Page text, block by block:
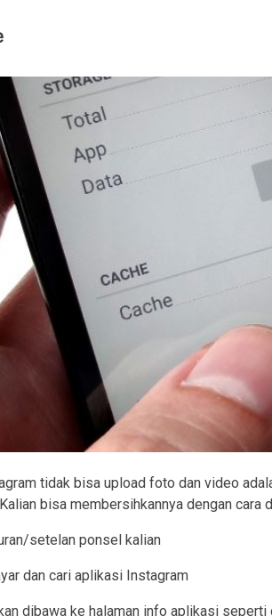
tidak bisa upload foto dan video
bisa membersihkannya dengan cara
setelan ponsel kalian
dan cari aplikasi Instagram
dibawa ke halaman info aplikasi seperti